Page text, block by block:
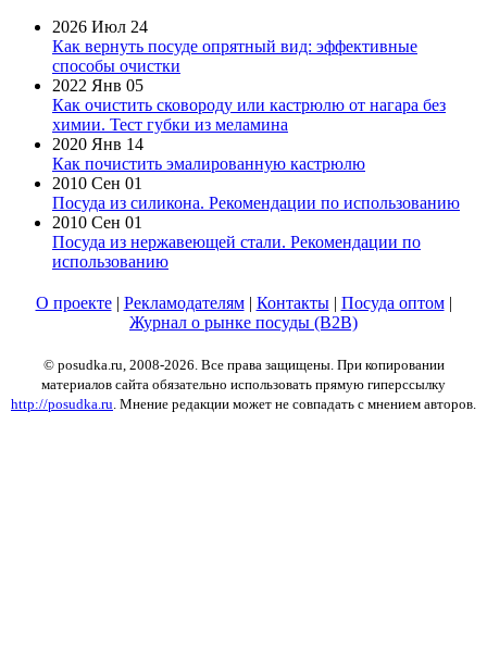
2026 Июл 24
Как вернуть посуде опрятный вид: эффективные
способы очистки
2022 Янв 05
Как очистить сковороду или кастрюлю от нагара без
химии. Тест губки из меламина
2020 Янв 14
Как почистить эмалированную кастрюлю
2010 Сен 01
Посуда из силикона. Рекомендации по использованию
2010 Сен 01
Посуда из нержавеющей стали. Рекомендации по
использованию
О проекте| Рекламодателям| Контакты| Посуда оптом|
Журнал о рынке посуды (B2B)
© posudka.ru, 2008-2026. Все права защищены. При копировании
материалов сайта обязательно использовать прямую гиперссылку
http://posudka.ru. Мнение редакции может не совпадать с мнением авторов.